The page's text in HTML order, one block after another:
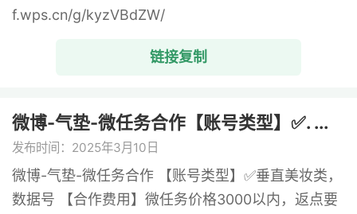
f.wps.cn/g/kyzVBdZW/
链接复制
微博-气垫-微任务合作【账号类型】✅. ...
发布时间：2025年3月10日
微博-气垫-微任务合作 【账号类型】✅垂直美妆类，
数据号 【合作费用】微任务价格3000以内，返点要